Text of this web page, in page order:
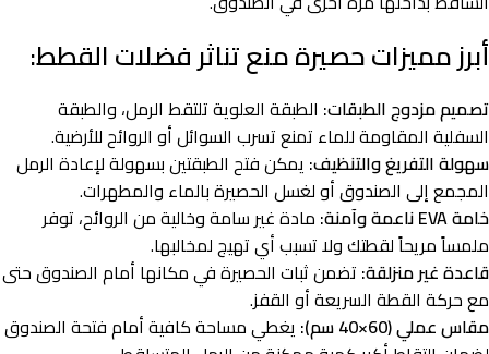
أبرز مميزات حصيرة منع تناثر فضلات القطط:
تصميم مزدوج الطبقات: الطبقة العلوية تلتقط الرمل، والطبقة
السفلية المقاومة للماء تمنع تسرب السوائل أو الروائح للأرضية.
سهولة التفريغ والتنظيف: يمكن فتح الطبقتين بسهولة لإعادة الرمل
المجمع إلى الصندوق أو لغسل الحصيرة بالماء والمطهرات.
خامة EVA ناعمة وآمنة:
مادة غير سامة وخالية من الروائح، توفر
ملمساً مريحاً لقطتك ولا تسبب أي تهيج لمخالبها.
قاعدة غير منزلقة: تضمن ثبات الحصيرة في مكانها أمام الصندوق حتى
مع حركة القطة السريعة أو القفز.
مقاس عملي (60×40 سم):
يغطي مساحة كافية أمام فتحة الصندوق